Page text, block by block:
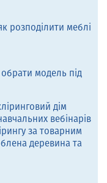
розподілити меблі
модель під
дім
вебінарів
за товарним
деревина та